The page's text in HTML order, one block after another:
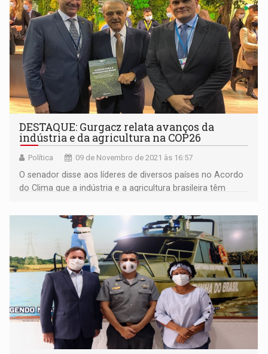
DESTAQUE: Gurgacz relata avanços da
indústria e da agricultura na COP26
Política 09 de Novembro de 2021 às 16:57
O senador disse aos líderes de diversos países no Acordo
do Clima que a indústria e a agricultura brasileira têm
sustentabilidade